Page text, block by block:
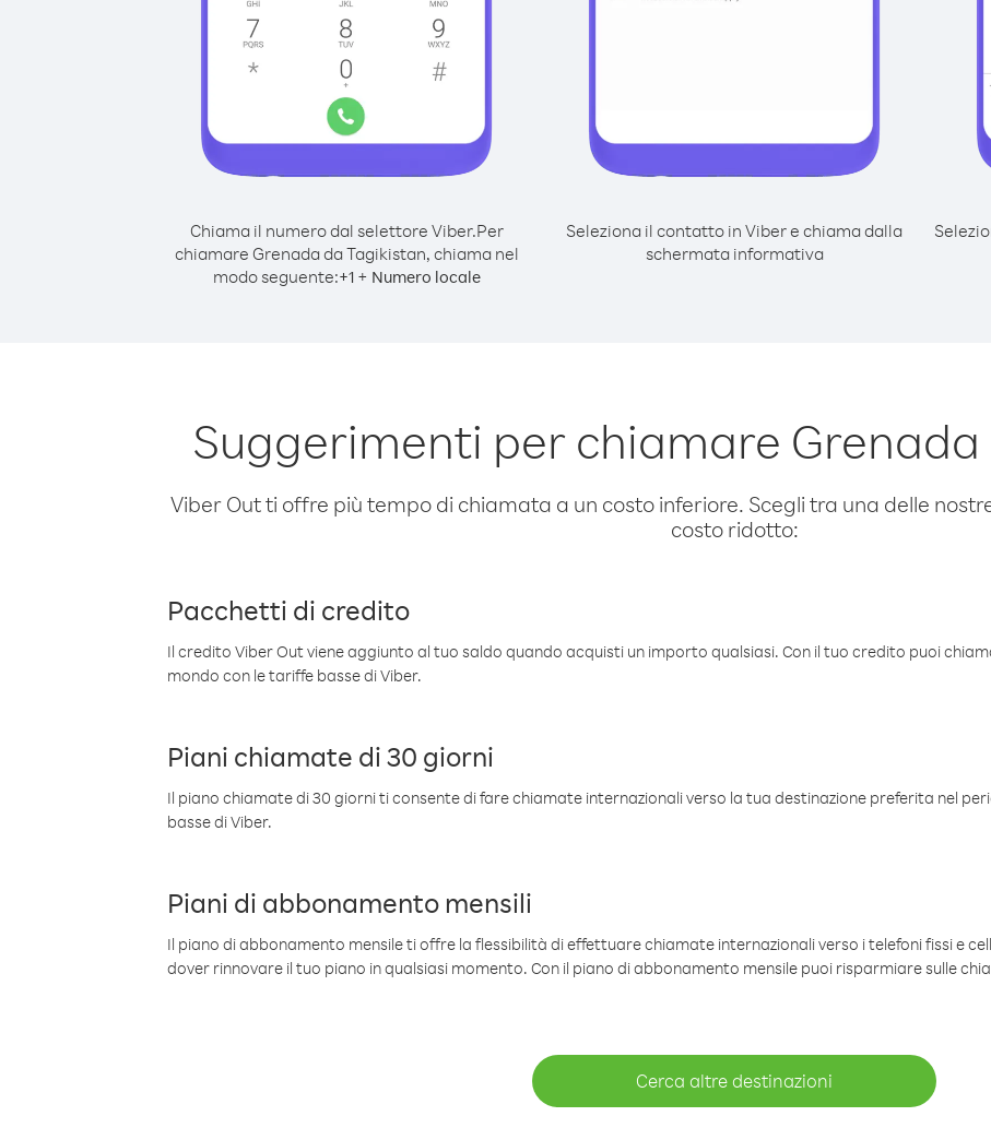
Chiama il numero dal selettore Viber.Per
chiamare Grenada da Tagikistan, chiama nel
modo seguente:+1+ Numero locale
Seleziona il contatto in Viber e chiama dalla
schermata informativa
Suggerimenti per chiamare
Viber Out ti offre più tempo di chiamata a un costo inferiore. Scegli tra una delle
costo ridotto:
Pacchetti di credito
Il credito Viber Out viene aggiunto al tuo saldo quando acquisti un importo qualsiasi. Con il tuo credito puoi
mondo con le tariffe basse di Viber.
Piani chiamate di 30 giorni
Il piano chiamate di 30 giorni ti consente di fare chiamate internazionali verso la tua destinazione preferita nel
basse di Viber.
Piani di abbonamento mensili
Il piano di abbonamento mensile ti offre la flessibilità di effettuare chiamate internazionali verso i telefoni fissi e
dover rinnovare il tuo piano in qualsiasi momento. Con il piano di abbonamento mensile puoi risparmiare sulle
Cerca altre destinazioni